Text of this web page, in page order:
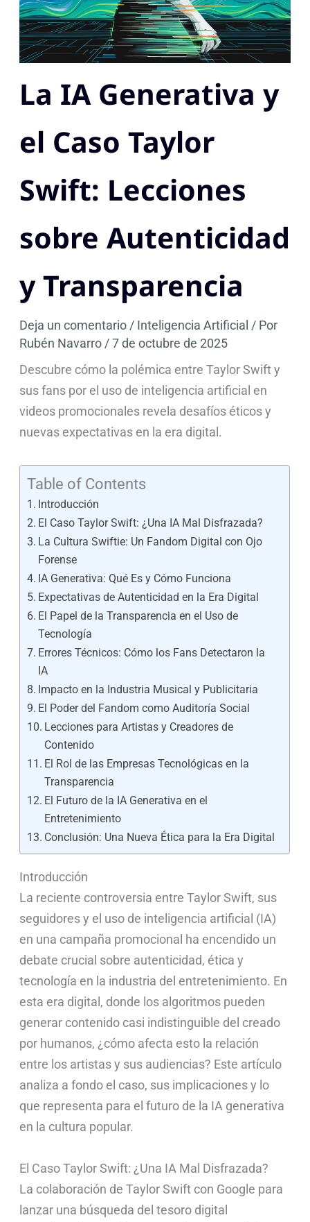
La IA Generativa y
el Caso Taylor
Swift: Lecciones
sobre Autenticidad
y Transparencia
Deja un comentario/ Inteligencia Artificial / Por
Rubén Navarro/7 de octubre de 2025
Descubre cómo la polémica entre Taylor Swift y
sus fans por el uso de inteligencia artificial en
videos promocionales revela desafíos éticos y
nuevas expectativas en la era digital.
Table of Contents
Introducción
El Caso Taylor Swift: ¿Una IA Mal Disfrazada?
La Cultura Swiftie: Un Fandom Digital con Ojo
Forense
IA Generativa: Qué Es y Cómo Funciona
Expectativas de Autenticidad en la Era Digital
El Papel de la Transparencia en el Uso de
Tecnología
Errores Técnicos: Cómo los Fans Detectaron la
IA
Impacto en la Industria Musical y Publicitaria
El Poder del Fandom como Auditoría Social
Lecciones para Artistas y Creadores de
Contenido
El Rol de las Empresas Tecnológicas en la
Transparencia
El Futuro de la IA Generativa en el
Entretenimiento
Conclusión: Una Nueva Ética para la Era Digital
Introducción
La reciente controversia entre Taylor Swift, sus
seguidores y el uso de inteligencia artificial (IA)
en una campaña promocional ha encendido un
debate crucial sobre autenticidad, ética y
tecnología en la industria del entretenimiento. En
esta era digital, donde los algoritmos pueden
generar contenido casi indistinguible del creado
por humanos, ¿cómo afecta esto la relación
entre los artistas y sus audiencias? Este artículo
analiza a fondo el caso, sus implicaciones y lo
que representa para el futuro de la IA generativa
en la cultura popular.
El Caso Taylor Swift: ¿Una IA Mal Disfrazada?
La colaboración de Taylor Swift con Google para
lanzar una búsqueda del tesoro digital